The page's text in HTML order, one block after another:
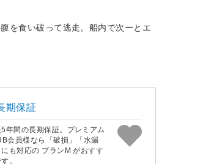
を食い破って逃走。船内で次ーとエ
期保証
年間の長期保証。プレミアム
会員様なら「破損」「水漏
も対応の プランM がおすす
。